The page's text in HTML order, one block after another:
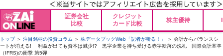
証券会社
比較
クレジット
カード比較
株主優待
トップ＞ 注目銘柄の投資コラム ＞ 株データブックWeb「記者が斬る！」
＞ 会計からバランスシ
ートが消える! 利益が出ても資本は減少!? 黒字企業を待ち受ける赤字転落の洗礼 国際会計基準
（IFRS)の衝撃 第5弾